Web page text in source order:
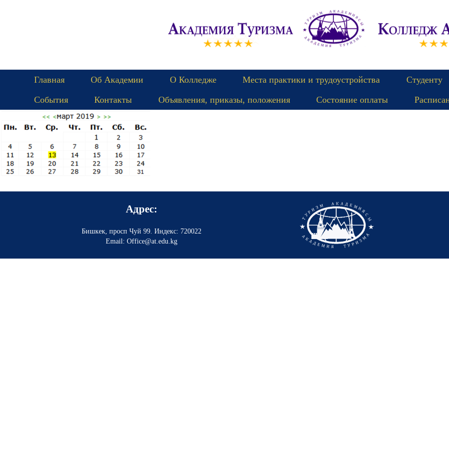
Главная Об Академии О Колледже Места практики и трудоустройства Студенту
События
Контакты Объявления, приказы, положения Состояние оплаты
Адрес:
Бишкек, просп Чуй 99. Индекс: 720022
Email: Office@at.edu.kg